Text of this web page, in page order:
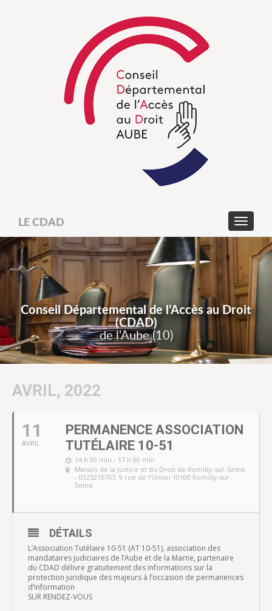
LE CDAD
Conseil Départemental de l’Accès au Droit
(CDAD)
de l'Aube (10)
AVRIL, 2022
11
AVRIL
PERMANENCE ASSOCIATION
TUTÉLAIRE 10-51
14 h 00 min - 17 h 00 min
Maison de la Justice et du Droit de Romilly-sur-Seine
- 0325216767, 9 rue de l'Union 10100 Romilly-sur-
Seine
DÉTAILS
L’Association Tutélaire 10-51 (AT 10-51), association des
mandataires judiciaires de l’Aube et de la Marne, partenaire
du CDAD délivre gratuitement des informations sur la
protection juridique des majeurs à l’occasion de permanences
d’information
SUR RENDEZ-VOUS